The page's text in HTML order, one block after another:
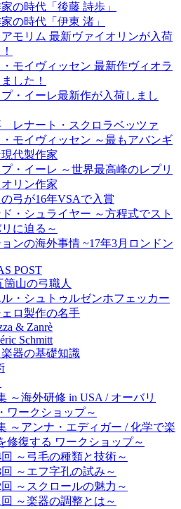
の時代「後藤 詩歩」
の時代「伊東 渚」
モリム 最新ヴァイオリンが入荷
・モイヴィッセン 最新作ヴィオラ
した！
・イーレ最新作が入荷しまし
レナート・スクロラベッツァ
・モイヴィッセン ～最もアバンギ
代製作家
・イーレ ～世界最高峰のレプリ
リン作家
弓が16年VSAで入賞
・シュライヤー ～方程式でスト
に迫る～
ンの海外事情 ~17年3月ロンドン
POST
箇山の弓職人
ル・シュトゥルゼンホフェッカー
ロ製作の名手
& Zanrè
Schmitt
器の基礎知識
～海外研修 in USA / オーバリ
ワークショップ～
～アンナ・エディガー / 化学で楽
修復する ワークショップ～
～弓毛の種類と技術～
～エフ字孔の試み～
～スクロールの魅力～
～楽器の調整とは～